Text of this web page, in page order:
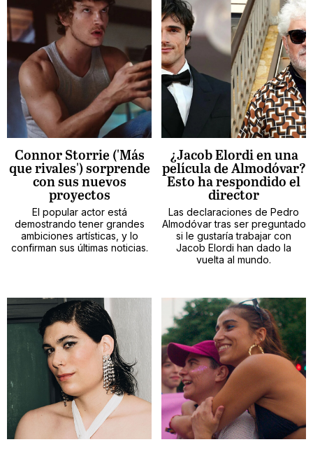
Connor Storrie ('Más
que rivales') sorprende
con sus nuevos
proyectos
El popular actor está
demostrando tener grandes
ambiciones artísticas, y lo
confirman sus últimas noticias.
¿Jacob Elordi en una
película de Almodóvar?
Esto ha respondido el
director
Las declaraciones de Pedro
Almodóvar tras ser preguntado
si le gustaría trabajar con
Jacob Elordi han dado la
vuelta al mundo.